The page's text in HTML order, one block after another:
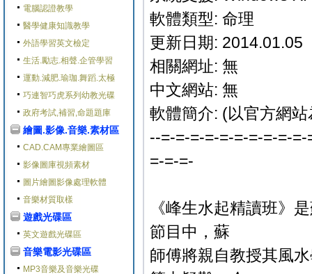
電腦認證教學
醫學健康知識教學
外語學習英文檢定
生活.勵志.相聲.企管學習
運動.減肥.瑜珈.舞蹈.太極
巧連智巧虎系列幼教光碟
政府考試,補習,命題題庫
繪圖.影像.音樂.素材區
CAD.CAM專業繪圖區
影像圖庫視頻素材
圖片繪圖影像處理軟體
音樂材質取樣
遊戲光碟區
英文遊戲光碟區
音樂電影光碟區
MP3音樂及音樂光碟
軟體類型: 命理
更新日期: 2014.01.05
相關網址: 無
中文網站: 無
軟體簡介: (以官方網站
--=-=-=-=-=-=-=-=-=-
=-=-=-
《峰生水起精讀班》
節目中，蘇
師傅將親自教授其風